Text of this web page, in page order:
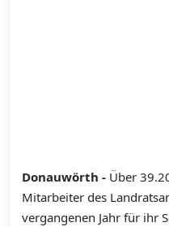
Donauwörth - Über
Mitarbeiter des
vergangenen Jahr für ihr